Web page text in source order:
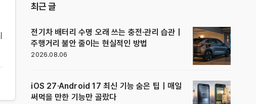
최근 글
전기차 배터리 수명 오래 쓰는 충전·관리 습관｜
주행거리 불안 줄이는 현실적인 방법
2026.08.06
iOS 27·Android 17 최신 기능 숨은 팁｜매일
써먹을 만한 기능만 골랐다